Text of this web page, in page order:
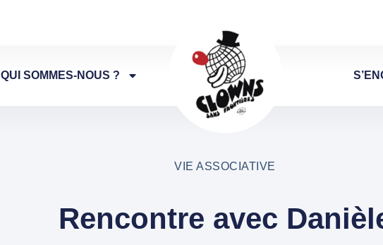
QUI SOMMES-NOUS ?
VIE ASSOCIATIVE
Rencontre avec